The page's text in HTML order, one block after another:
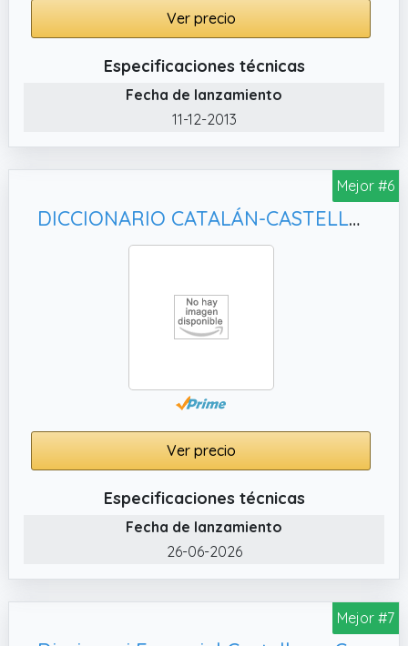
Ver precio
Especificaciones técnicas
Fecha de lanzamiento
11-12-2013
Mejor #6
DICCIONARIO CATALÁN-CASTELLANO, CON UNA COLECCIÓN DE 1670 REFRANES
Ver precio
Especificaciones técnicas
Fecha de lanzamiento
26-06-2026
Mejor #7